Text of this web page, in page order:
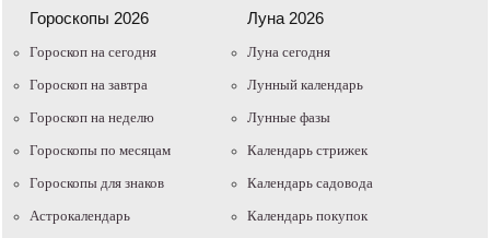
Гороскопы 2026
Гороскоп на сегодня
Гороскоп на завтра
Гороскоп на неделю
Гороскопы по месяцам
Гороскопы для знаков
Астрокалендарь
Луна 2026
Луна сегодня
Лунный календарь
Лунные фазы
Календарь стрижек
Календарь садовода
Календарь покупок